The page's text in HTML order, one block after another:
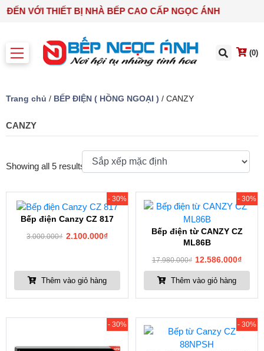
ĐẾN VỚI THIẾT BỊ NHÀ BẾP CAO CẤP NGỌC ÁNH
(0)
Trang chủ / BẾP ĐIỆN ( HỒNG NGOẠI ) / CANZY
CANZY
Showing all 5 results
- 30%
Bếp điện Canzy CZ 817
3.000.000₫ 2.100.000₫
Thêm vào giỏ hàng
- 30%
Bếp điện từ CANZY CZ
ML86B
17.980.000₫ 12.586.000₫
Thêm vào giỏ hàng
- 30% - 30%